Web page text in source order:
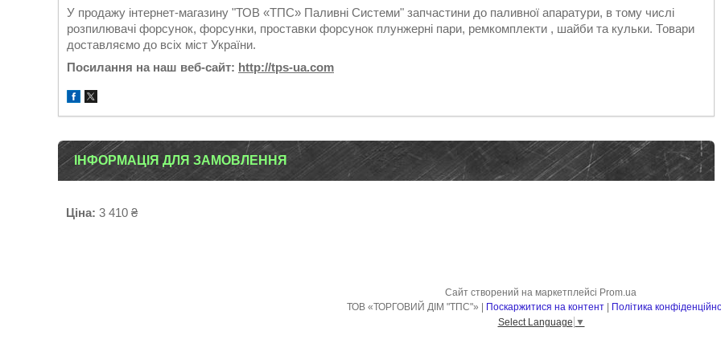
У продажу інтернет-магазину "ТОВ «ТПС» Паливні Системи" запчастини до паливної апаратури, в тому числі
розпилювачі форсунок, форсунки, проставки форсунок плунжерні пари, ремкомплекти , шайби та кульки. Товари
доставляємо до всіх міст України.
Посилання на наш веб-сайт: http://tps-ua.com
ІНФОРМАЦІЯ ДЛЯ ЗАМОВЛЕННЯ
Ціна: 3 410 ₴
Сайт створений на маркетплейсі Prom.ua
Поскаржитися на контент
Політика
Select Language ▼